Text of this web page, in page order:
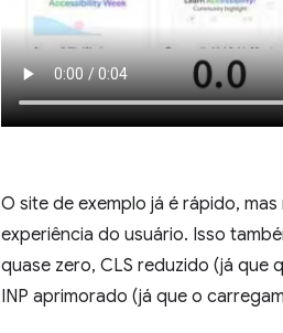
O site de exemplo já é rápido,
experiência do usuário. Isso
quase zero, CLS reduzido (já que
INP aprimorado (já que o